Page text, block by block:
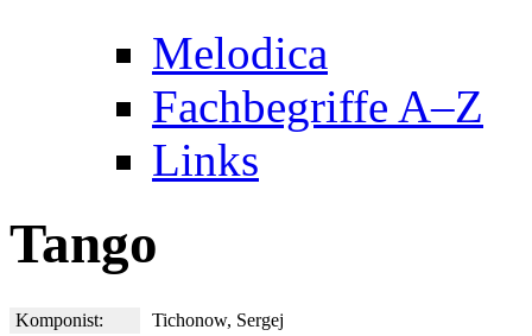
Melodica
Fachbegriffe A–Z
Links
Tango
Komponist:
Tichonow, Sergej